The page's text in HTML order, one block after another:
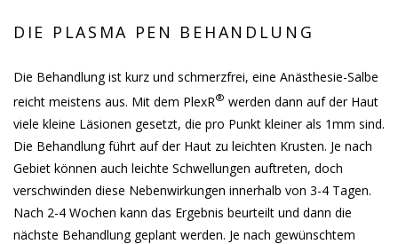
DIE PLASMA PEN BEHANDLUNG
Die Behandlung ist kurz und schmerzfrei, eine Anästhesie-Salbe
reicht meistens aus. Mit dem PlexR® werden dann auf der Haut
viele kleine Läsionen gesetzt, die pro Punkt kleiner als 1mm sind.
Die Behandlung führt auf der Haut zu leichten Krusten. Je nach
Gebiet können auch leichte Schwellungen auftreten, doch
verschwinden diese Nebenwirkungen innerhalb von 3-4 Tagen.
Nach 2-4 Wochen kann das Ergebnis beurteilt und dann die
nächste Behandlung geplant werden. Je nach gewünschtem